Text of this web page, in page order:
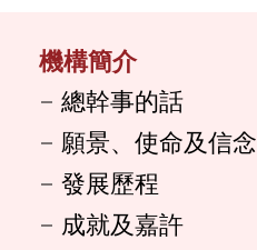
機構簡介
總幹事的話
願景、使命及信念
發展歷程
成就及嘉許